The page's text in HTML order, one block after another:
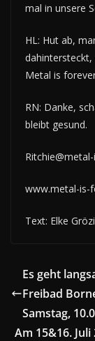
mal in unsere
HL: Hut ab,
dahintersteckt,
Metal is
RN: Danke,
bleibt gesund.
www.metal-is-
Text: Elke
Es geht
Freibad
Samstag,
Am 15&16. Juli